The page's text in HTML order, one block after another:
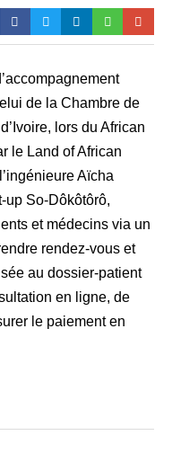
de la Chambre de
lors du African
le Land of African
Aïcha
up So-Dôkôtôrô,
et médecins via un
rendez-vous et
au dossier-patient
en ligne, de
le paiement en